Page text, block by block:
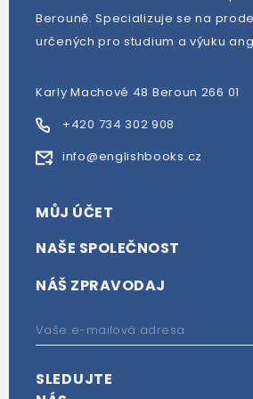
Berouně. Specializuje se na
určených pro studium a výuku
Karly Machové 48 Beroun 266 01
+420 734 302 908
info@englishbooks.cz
MŮJ ÚČET
NAŠE SPOLEČNOST
NÁŠ ZPRAVODAJ
SLEDUJTE